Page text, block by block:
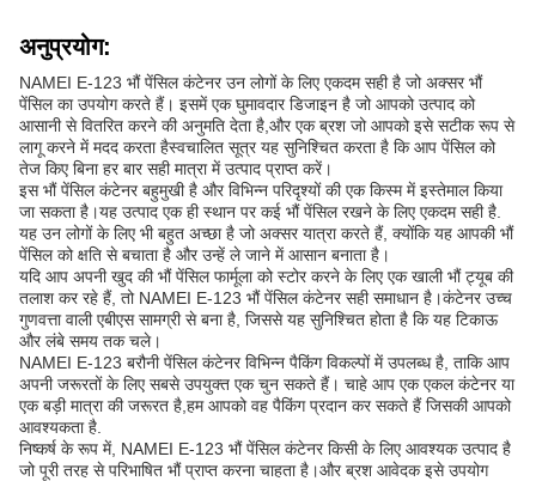
अनुप्रयोग:
NAMEI E-123 भौं पेंसिल कंटेनर उन लोगों के लिए एकदम सही है जो अक्सर भौं
पेंसिल का उपयोग करते हैं। इसमें एक घुमावदार डिजाइन है जो आपको उत्पाद को
आसानी से वितरित करने की अनुमति देता है,और एक ब्रश जो आपको इसे सटीक रूप से
लागू करने में मदद करता हैस्वचालित सूत्र यह सुनिश्चित करता है कि आप पेंसिल को
तेज किए बिना हर बार सही मात्रा में उत्पाद प्राप्त करें।
इस भौं पेंसिल कंटेनर बहुमुखी है और विभिन्न परिदृश्यों की एक किस्म में इस्तेमाल किया
जा सकता है।यह उत्पाद एक ही स्थान पर कई भौं पेंसिल रखने के लिए एकदम सही है.
यह उन लोगों के लिए भी बहुत अच्छा है जो अक्सर यात्रा करते हैं, क्योंकि यह आपकी भौं
पेंसिल को क्षति से बचाता है और उन्हें ले जाने में आसान बनाता है।
यदि आप अपनी खुद की भौं पेंसिल फार्मूला को स्टोर करने के लिए एक खाली भौं ट्यूब की
तलाश कर रहे हैं, तो NAMEI E-123 भौं पेंसिल कंटेनर सही समाधान है।कंटेनर उच्च
गुणवत्ता वाली एबीएस सामग्री से बना है, जिससे यह सुनिश्चित होता है कि यह टिकाऊ
और लंबे समय तक चले।
NAMEI E-123 बरौनी पेंसिल कंटेनर विभिन्न पैकिंग विकल्पों में उपलब्ध है, ताकि आप
अपनी जरूरतों के लिए सबसे उपयुक्त एक चुन सकते हैं। चाहे आप एक एकल कंटेनर या
एक बड़ी मात्रा की जरूरत है,हम आपको वह पैकिंग प्रदान कर सकते हैं जिसकी आपको
आवश्यकता है.
निष्कर्ष के रूप में, NAMEI E-123 भौं पेंसिल कंटेनर किसी के लिए आवश्यक उत्पाद है
जो पूरी तरह से परिभाषित भौं प्राप्त करना चाहता है।और ब्रश आवेदक इसे उपयोग